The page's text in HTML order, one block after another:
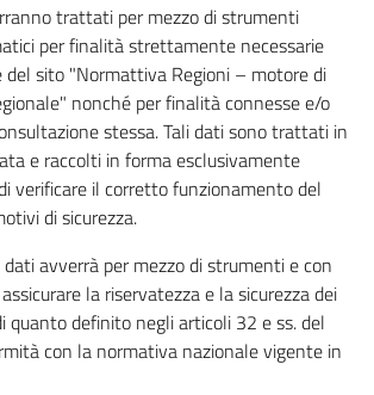
trattati per mezzo di strumenti
per finalità strettamente necessarie
del sito "Normattiva Regioni – motore di
nonché per finalità connesse e/o
stessa. Tali dati sono trattati in
e raccolti in forma esclusivamente
verificare il corretto funzionamento del
di sicurezza.
avverrà per mezzo di strumenti e con
la riservatezza e la sicurezza dei
quanto definito negli articoli 32 e ss. del
con la normativa nazionale vigente in